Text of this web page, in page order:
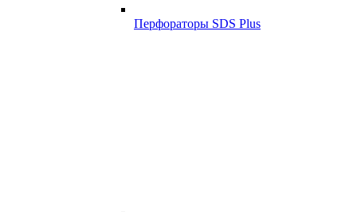
Перфораторы SDS Plus